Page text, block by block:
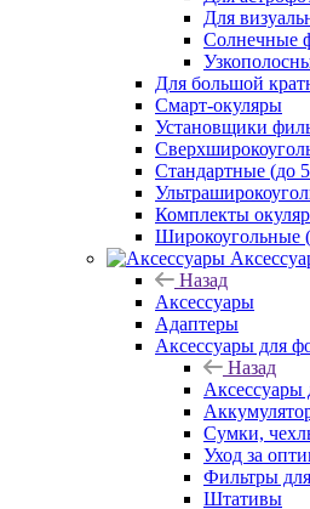
Для
Солнечные
Для большой
Смарт-окуляры
Установщики
Стандартные (до
Комплекты
Широкоугольные
Назад
Аксессуары
Адаптеры
Аксессуары для
Назад
Аксессуары
Сумки,
Уход за
Фильтры
Штативы